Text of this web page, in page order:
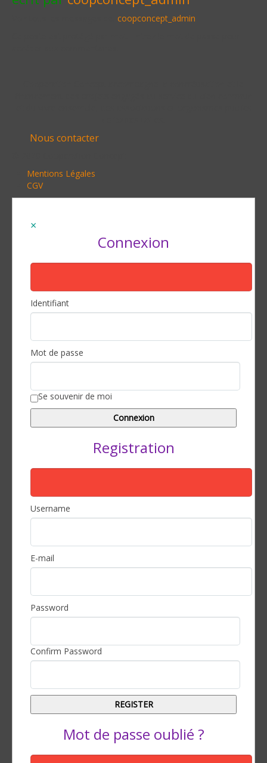
coopconcept_admin
Nous contacter
Mentions Légales
CGV
Connexion
Identifiant
Mot de passe
Se souvenir de moi
Registration
Username
E-mail
Password
Confirm Password
Mot de passe oublié ?